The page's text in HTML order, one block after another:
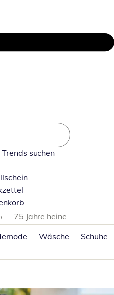
suchen
75 Jahre heine
Wäsche Schuhe